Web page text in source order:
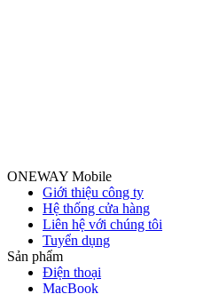
ONEWAY Mobile
Giới thiệu công ty
Hệ thống cửa hàng
Liên hệ với chúng tôi
Tuyển dụng
Sản phẩm
Điện thoại
MacBook